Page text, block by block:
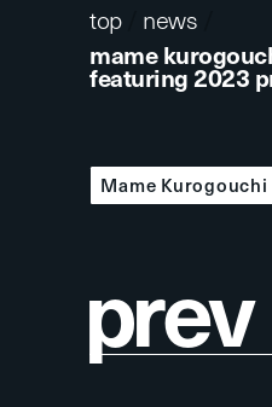
top/ news
mame
featuring 2023
Mame Kurogouchi
prev